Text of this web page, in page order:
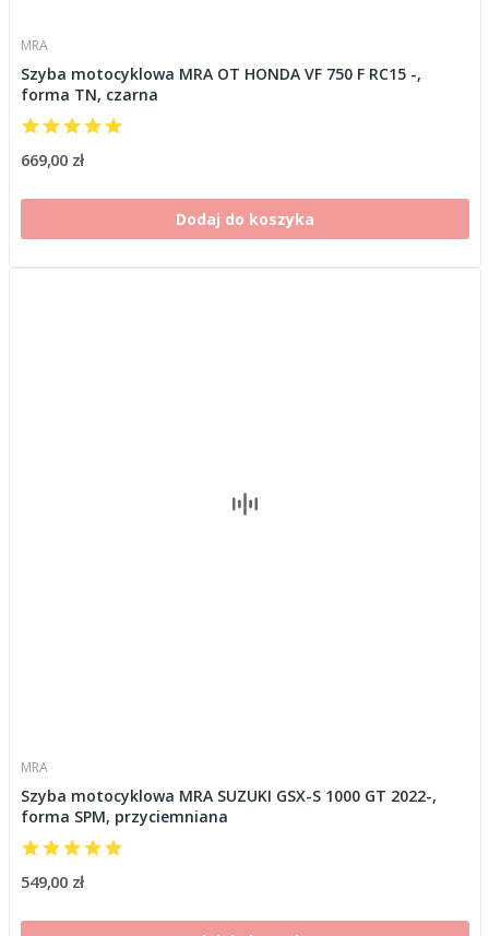
MRA
Szyba motocyklowa MRA OT HONDA VF 750 F RC15 -,
forma TN, czarna
669,00 zł
Dodaj do koszyka
MRA
Szyba motocyklowa MRA SUZUKI GSX-S 1000 GT 2022-,
forma SPM, przyciemniana
549,00 zł